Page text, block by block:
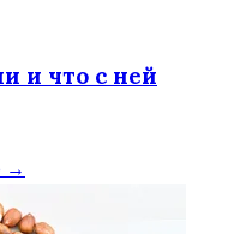
и что с ней
→